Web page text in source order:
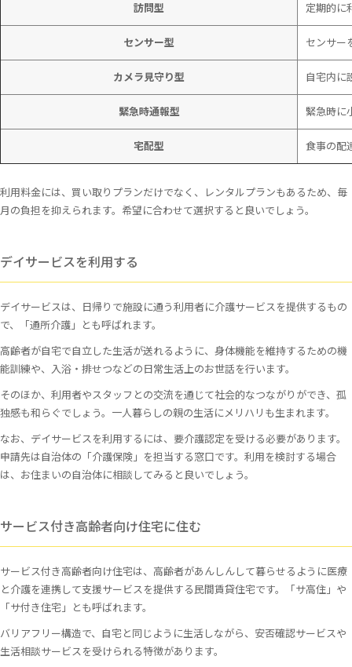
訪問型 定期的に
センサー型 センサー
カメラ見守り型 自宅内に
緊急時通報型 緊急時に
宅配型 食事の配
利用料金には、買い取りプランだけでなく、レンタルプランもあるため、毎
月の負担を抑えられます。希望に合わせて選択すると良いでしょう。
デイサービスを利用する
デイサービスは、日帰りで施設に通う利用者に介護サービスを提供するもの
で、「通所介護」とも呼ばれます。
高齢者が自宅で自立した生活が送れるように、身体機能を維持するための機
能訓練や、入浴・排せつなどの日常生活上のお世話を行います。
そのほか、利用者やスタッフとの交流を通じて社会的なつながりができ、孤
独感も和らぐでしょう。一人暮らしの親の生活にメリハリも生まれます。
なお、デイサービスを利用するには、要介護認定を受ける必要があります。
申請先は自治体の「介護保険」を担当する窓口です。利用を検討する場合
は、お住まいの自治体に相談してみると良いでしょう。
サービス付き高齢者向け住宅に住む
サービス付き高齢者向け住宅は、高齢者があんしんして暮らせるように医療
と介護を連携して支援サービスを提供する民間賃貸住宅です。「サ高住」や
「サ付き住宅」とも呼ばれます。
バリアフリー構造で、自宅と同じように生活しながら、安否確認サービスや
生活相談サービスを受けられる特徴があります。